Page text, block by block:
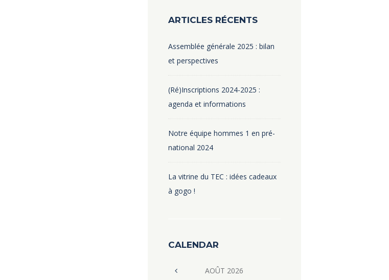
ARTICLES RÉCENTS
Assemblée générale 2025 : bilan
et perspectives
(Ré)Inscriptions 2024-2025 :
agenda et informations
Notre équipe hommes 1 en pré-
national 2024
La vitrine du TEC : idées cadeaux
à gogo !
CALENDAR
AOÛT 2026